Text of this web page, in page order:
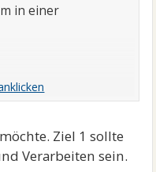
in einer
machen, ob
Ziel 1 sollte
Verarbeiten sein.